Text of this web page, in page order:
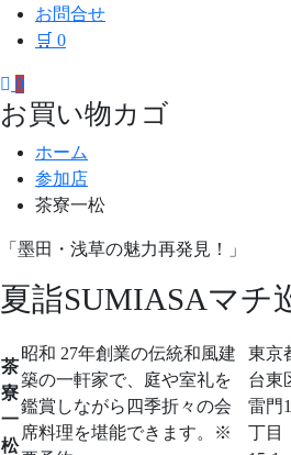
夏
詣
お問合せ
🛒 0
0
お買い物カゴ
ホーム
参加店
茶寮一松
「墨田・浅草の魅力再発見！」
夏詣SUMIASAマチ
茶
寮
一
松
昭和 27年創業の伝統和風建
築の一軒家で、庭や室礼を
鑑賞しながら四季折々の会
席料理を堪能できます。※
東京
台東
雷門1
丁目